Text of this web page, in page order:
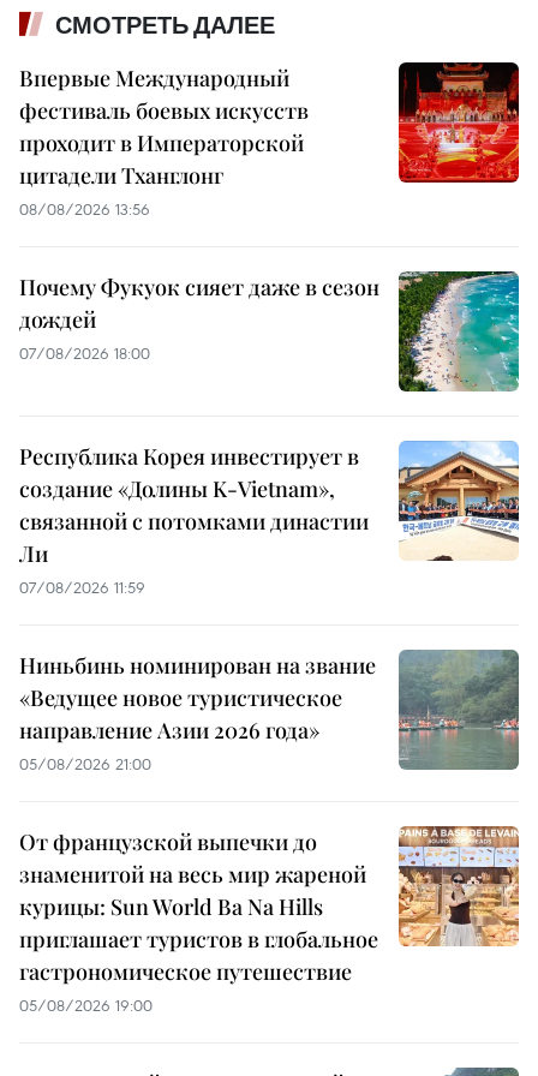
СМОТРЕТЬ ДАЛЕЕ
Впервые Международный
фестиваль боевых искусств
проходит в Императорской
цитадели Тханглонг
08/08/2026 13:56
Почему Фукуок сияет даже в сезон
дождей
07/08/2026 18:00
Республика Корея инвестирует в
создание «Долины K-Vietnam»,
связанной с потомками династии
Ли
07/08/2026 11:59
Ниньбинь номинирован на звание
«Ведущее новое туристическое
направление Азии 2026 года»
05/08/2026 21:00
От французской выпечки до
знаменитой на весь мир жареной
курицы: Sun World Ba Na Hills
приглашает туристов в глобальное
гастрономическое путешествие
05/08/2026 19:00